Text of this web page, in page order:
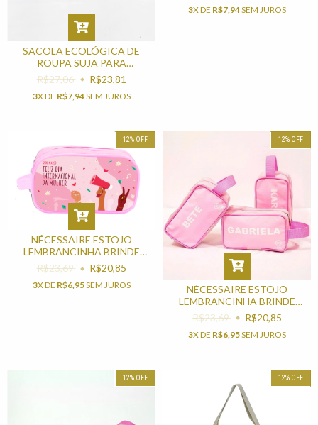
SACOLA ECOLÓGICA DE
ROUPA SUJA PARA
LEMBRANCINHAS E BRINDES
R$27,06 R$23,81
3X DE R$7,94SEM JUROS
3X DE R$7,94SEM JUROS
12% OFF
NÉCESSAIRE ESTOJO
LEMBRANCINHA BRINDE
PARA DIA DA MULHER
R$23,69 R$20,85
3X DE R$6,95SEM JUROS
12% OFF
NÉCESSAIRE ESTOJO
LEMBRANCINHA BRINDE
PARA DIA DA MULHER
R$23,69 R$20,85
3X DE R$6,95SEM JUROS
12% OFF 12% OFF